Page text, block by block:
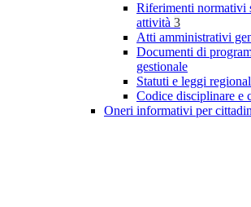
Riferimenti normativi
attività 3
Atti amministrativi
Documenti di
gestionale
Statuti e leggi
Codice disciplinare e
Oneri informativi per